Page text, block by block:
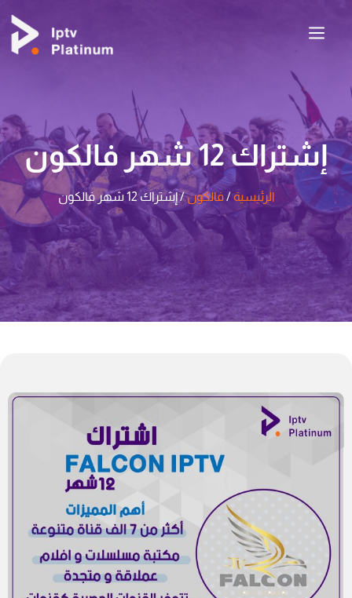
إشتراك 12 شهر فالكون
الرئيسية/فالكون/ إشتراك 12 شهر فالكون